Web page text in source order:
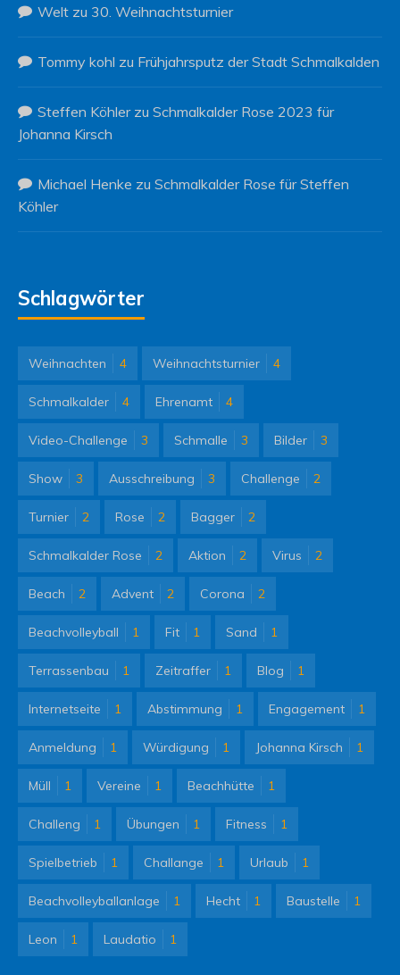
Welt zu 30. Weihnachtsturnier
Tommy kohl zu Frühjahrsputz der Stadt Schmalkalden
Steffen Köhlerzu Schmalkalder Rose 2023 für
Johanna Kirsch
Michael Henke zu Schmalkalder Rose für Steffen
Köhler
Schlagwörter
Weihnachten 4 Weihnachtsturnier 4
Schmalkalder 4 Ehrenamt 4
Video-Challenge 3 Schmalle 3 Bilder 3
Show 3 Ausschreibung 3 Challenge 2
Turnier 2 Rose 2 Bagger 2
Schmalkalder Rose 2 Aktion 2 Virus 2
Beach 2 Advent 2 Corona 2
Beachvolleyball 1 Fit 1 Sand 1
Terrassenbau 1 Zeitraffer 1 Blog 1
Internetseite 1 Abstimmung 1 Engagement 1
Anmeldung 1 Würdigung 1 Johanna Kirsch 1
Müll 1 Vereine 1 Beachhütte 1
Challeng 1 Übungen 1 Fitness 1
Spielbetrieb 1 Challange 1 Urlaub 1
Beachvolleyballanlage 1 Hecht 1 Baustelle 1
Leon 1 Laudatio 1